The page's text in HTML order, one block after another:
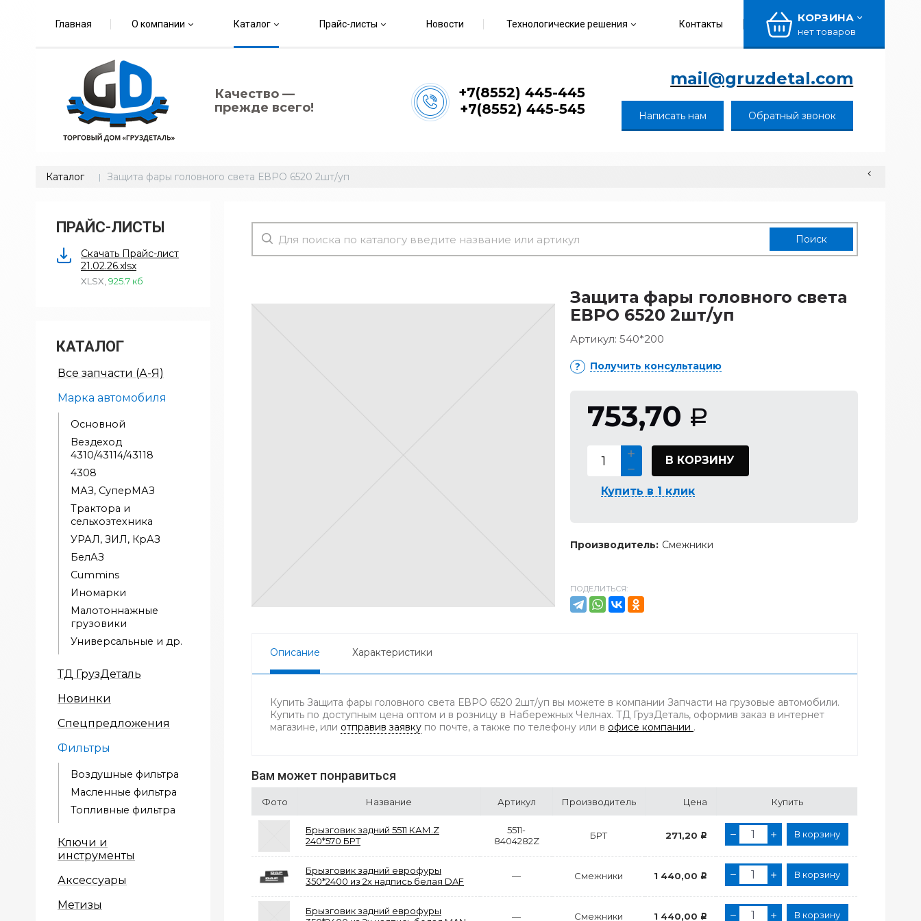
Главная О компании Каталог Прайс-листы Новости Технологические решения Контакты КОРЗИНА
нет товаров
Качество —
прежде всего!
+7(8552) 445-445
+7(8552) 445-545
mail@gruzdetal.com
Написать нам Обратный звонок
Каталог Защита фары головного света ЕВРО 6520 2шт/уп
ПРАЙС-ЛИСТЫ
Скачать Прайс-лист
21.02.26.xlsx
XLSX 925.7 кб
КАТАЛОГ
Все запчасти (А-Я)
Марка автомобиля
Основной
Вездеход
4310/43114/43118
4308
МАЗ, СуперМАЗ
Трактора и
сельхозтехника
УРАЛ, ЗИЛ, КрАЗ
БелАЗ
Cummins
Иномарки
Малотоннажные
грузовики
Универсальные и др.
ТД ГрузДеталь
Новинки
Спецпредложения
Фильтры
Воздушные фильтра
Масленные фильтра
Топливные фильтра
Ключи и
инструменты
Аксессуары
Метизы
Защита фары головного света
ЕВРО 6520 2шт/уп
Артикул: 540*200
Получить консультацию
753,70 Р
В КОРЗИНУ
Купить в 1 клик
Производитель: Смежники
ПОДЕЛИТЬСЯ:
Описание Характеристики
Купить Защита фары головного света ЕВРО 6520 2шт/уп вы можете в компании Запчасти на грузовые автомобили.
Купить по доступным цена оптом и в розницу в Набережных Челнах. ТД ГрузДеталь, оформив заказ в интернет
магазине, или отправив заявку по почте, а также по телефону или в офисе компании .
Вам может понравиться
Фото Название Артикул Производитель Цена Купить
Брызговик задний 5511 КАМ.Z
240*570 БРТ
5511-
8404282Z
БРТ 271,20 Р В корзину
Брызговик задний еврофуры
350*2400 из 2х надпись белая DAF
— Смежники 1 440,00 Р В корзину
Брызговик задний еврофуры
— Смежники 1 440,00 Р В корзину